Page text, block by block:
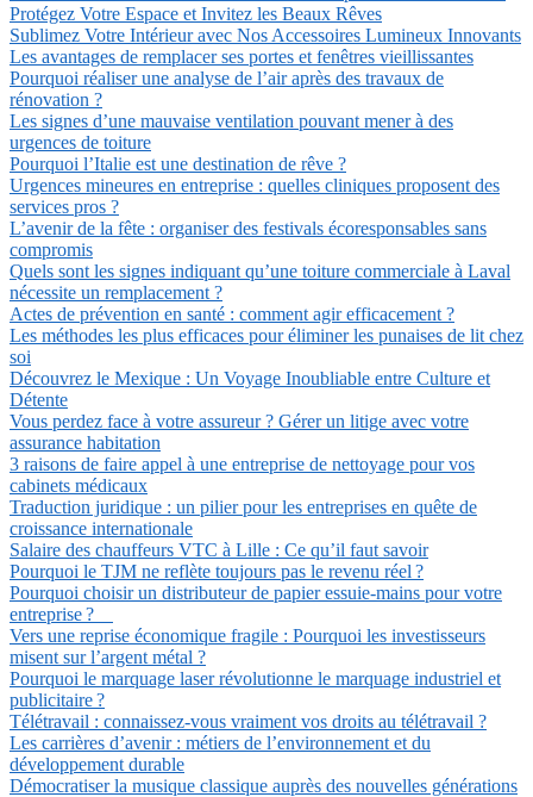
Protégez Votre Espace et Invitez les Beaux Rêves
Sublimez Votre Intérieur avec Nos Accessoires Lumineux Innovants
Les avantages de remplacer ses portes et fenêtres vieillissantes
Pourquoi réaliser une analyse de l’air après des travaux de
rénovation ?
Les signes d’une mauvaise ventilation pouvant mener à des
urgences de toiture
Pourquoi l’Italie est une destination de rêve ?
Urgences mineures en entreprise : quelles cliniques proposent des
services pros ?
L’avenir de la fête : organiser des festivals écoresponsables sans
compromis
Quels sont les signes indiquant qu’une toiture commerciale à Laval
nécessite un remplacement ?
Actes de prévention en santé : comment agir efficacement ?
Les méthodes les plus efficaces pour éliminer les punaises de lit chez
soi
Découvrez le Mexique : Un Voyage Inoubliable entre Culture et
Détente
Vous perdez face à votre assureur ? Gérer un litige avec votre
assurance habitation
3 raisons de faire appel à une entreprise de nettoyage pour vos
cabinets médicaux
Traduction juridique : un pilier pour les entreprises en quête de
croissance internationale
Salaire des chauffeurs VTC à Lille : Ce qu’il faut savoir
Pourquoi le TJM ne reflète toujours pas le revenu réel ?
Pourquoi choisir un distributeur de papier essuie-mains pour votre
entreprise ?
Vers une reprise économique fragile : Pourquoi les investisseurs
misent sur l’argent métal ?
Pourquoi le marquage laser révolutionne le marquage industriel et
publicitaire ?
Télétravail : connaissez-vous vraiment vos droits au télétravail ?
Les carrières d’avenir : métiers de l’environnement et du
développement durable
Démocratiser la musique classique auprès des nouvelles générations